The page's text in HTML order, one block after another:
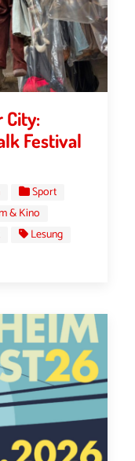
City:
Festival
Sport
& Kino
Lesung